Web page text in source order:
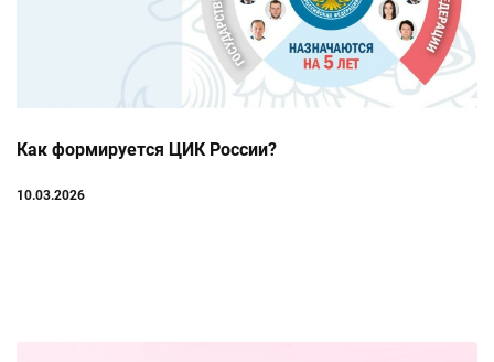
Как формируется ЦИК России?
10.03.2026